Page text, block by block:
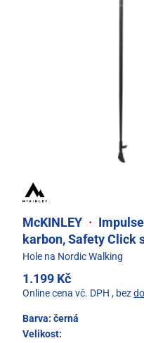
McKINLEY ·
karbon, Safety Click
Hole na Nordic Walking
1.199 Kč
Online cena vč. DPH , bez
Barva: černá
Velikost: